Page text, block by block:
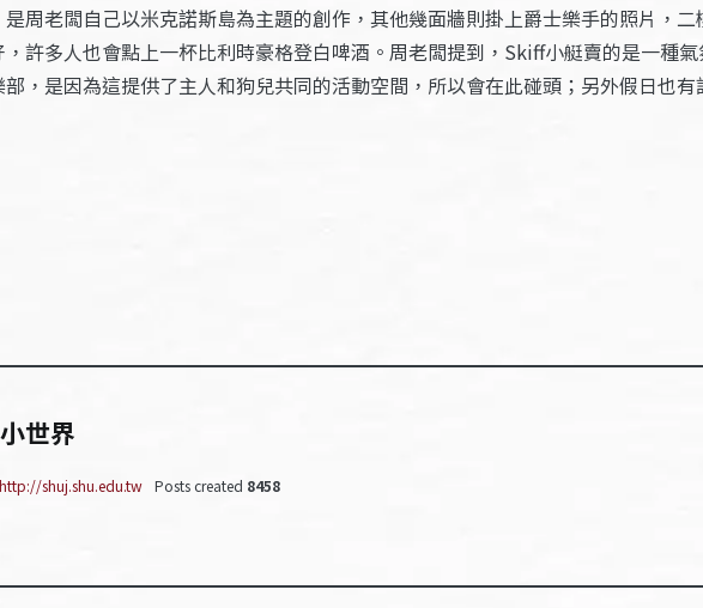
周老闆自己以米克諾斯島為主題的創作，其他幾面牆則掛上爵士樂手的照片，
許多人也會點上一杯比利時豪格登白啤酒。周老闆提到，Skiff小艇賣的是一種
，是因為這提供了主人和狗兒共同的活動空間，所以會在此碰頭；另外假日也
世界
http://shuj.shu.edu.tw Posts created 8458